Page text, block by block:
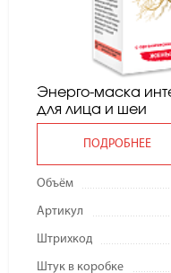
Энерго-маска
для лица и шеи
ПОДРОБНЕЕ
Объём
Артикул
Штрихкод
Штук в коробке